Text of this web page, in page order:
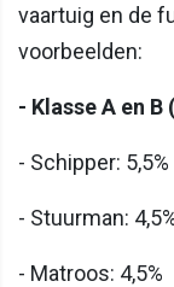
vaartuig en de
voorbeelden:
- Klasse A en B
- Schipper: 5,5%
- Stuurman:
- Matroos: 4,5%